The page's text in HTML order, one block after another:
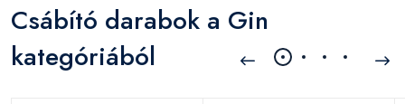
Csábító darabok a Gin
kategóriából